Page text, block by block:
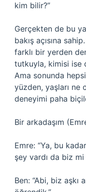
kim bilir?”
Gerçekten de bu
bakış açısına
farklı bir yerden
tutkuyla, kimisi ise
Ama sonunda
yüzden, yaşları ne
deneyimi paha
Bir arkadaşım
Emre: “Ya, bu
şey vardı da biz mi
Ben: “Abi, biz aşkı